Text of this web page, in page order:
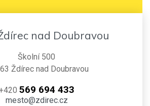
nad Doubravou
Školní 500
Ždírec nad Doubravou
569 694 433
mesto@zdirec.cz